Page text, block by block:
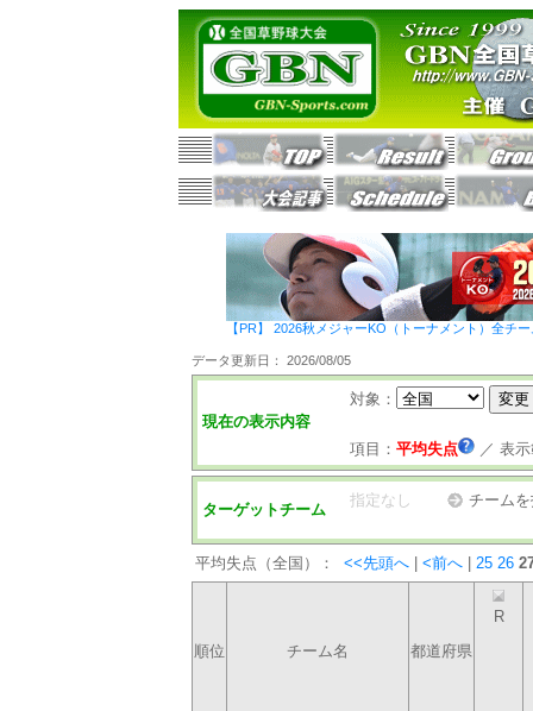
【PR】 2026秋メジャーKO（トーナメント）全チ
データ更新日： 2026/08/05
現在の表示内容
対象：
項目： 平均失点 ／ 表
ターゲットチーム
指定なし チーム
平均失点（全国）： <<先頭へ <前へ 25 26
順位 チーム名 都道府県
R